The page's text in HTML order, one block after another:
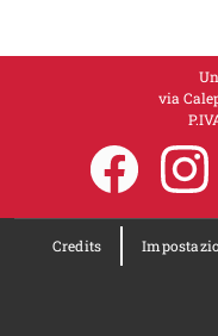
via
Credits